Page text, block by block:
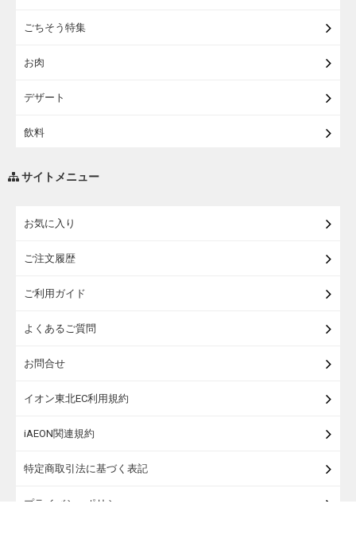
ごちそう特集
お肉
デザート
飲料
サイトメニュー
お気に入り
ご注文履歴
ご利用ガイド
よくあるご質問
お問合せ
イオン東北EC利用規約
iAEON関連規約
特定商取引法に基づく表記
プライバシーポリシー